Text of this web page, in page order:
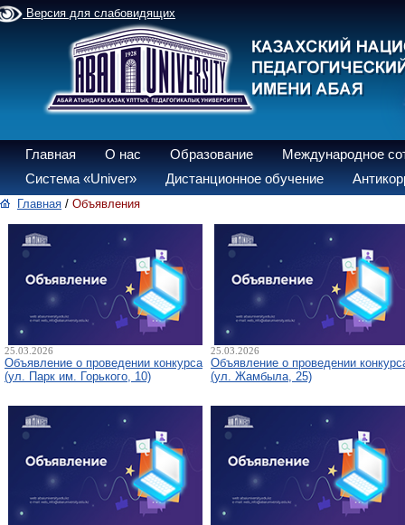
Версия для слабовидящих
Главная О нас Образование
Международное
Система «Univer»
Дистанционное обучение
Главная / Объявления
25.03.2026
Объявление о проведении конкурса
(ул. Парк им. Горького, 10)
25.03.2026
Объявление о проведении
(ул. Жамбыла, 25)